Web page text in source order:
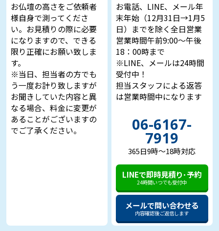
お仏壇の高さをご依頼者
様自身で測ってくださ
い。お見積りの際に必要
になりますので、できる
限り正確にお願い致しま
す。
※当日、担当者の方でも
う一度お計り致しますが
お聞きしていた内容と異
なる場合、料金に変更が
あることがございますの
でご了承ください。
お電話、LINE、メール年
末年始（12月31日→1月5
日）までを除く全日営業
営業時間午前9:00～午後
18：00時まで
※LINE、メールは24時間
受付中！
担当スタッフによる返答
は営業時間中になります
06-6167-
7919
365日9時～18時対応
LINEで即時見積り･予約
24時間いつでも受付中
メールで問い合わせる
内容確認後ご返信します